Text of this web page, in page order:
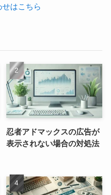
せはこちら
忍者アドマックスの広告が
表示されない場合の対処法